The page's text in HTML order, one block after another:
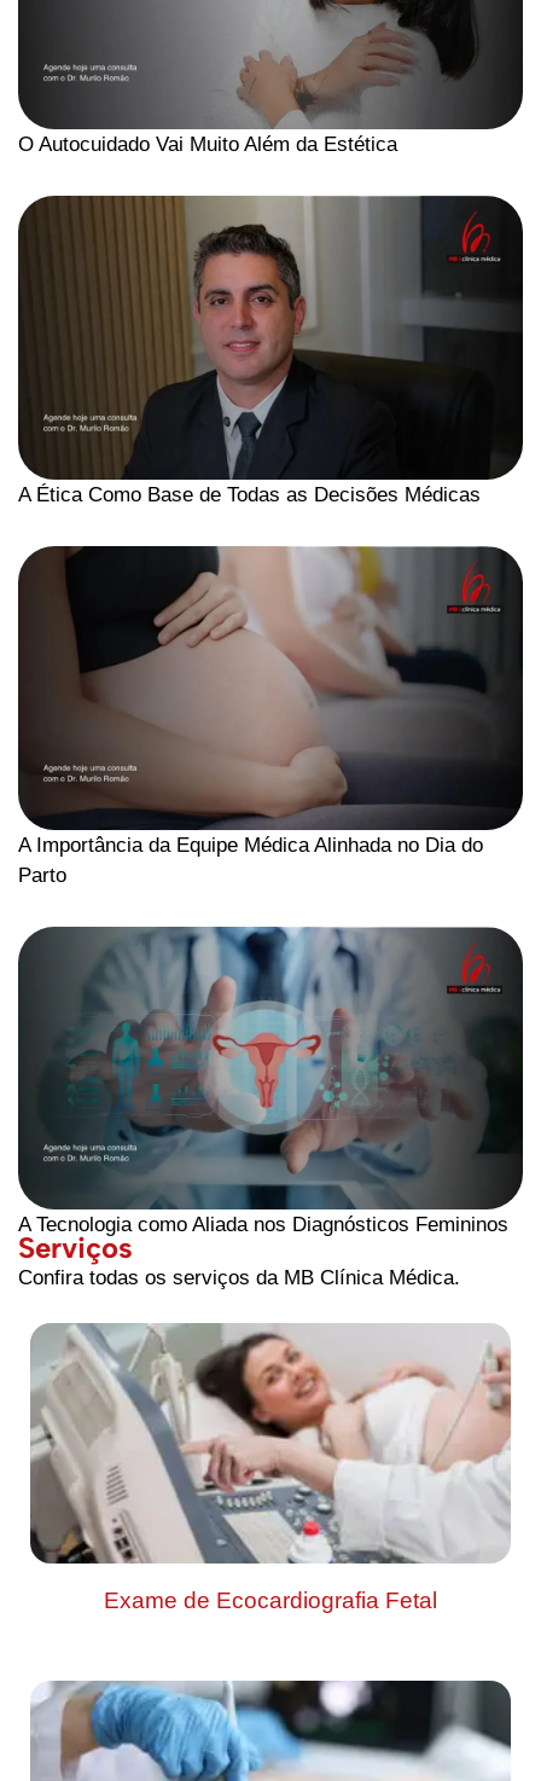
O Autocuidado Vai Muito Além da Estética
A Ética Como Base de Todas as Decisões Médicas
A Importância da Equipe Médica Alinhada no Dia do
Parto
A Tecnologia como Aliada nos Diagnósticos Femininos
Serviços
Confira todas os serviços da MB Clínica Médica.
Exame de Ecocardiografia Fetal